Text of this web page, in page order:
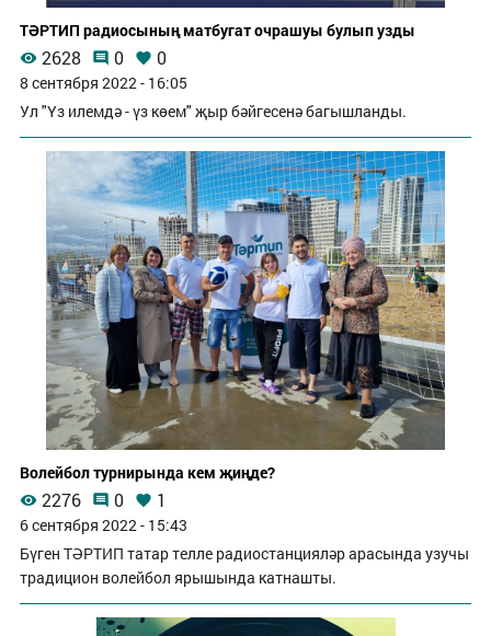
ТӘРТИП радиосының матбугат очрашуы булып узды
2628 0 0
8 сентября 2022 - 16:05
Ул "Үз илемдә - үз көем" җыр бәйгесенә багышланды.
Волейбол турнирында кем җиңде?
2276 0 1
6 сентября 2022 - 15:43
Бүген ТӘРТИП татар телле радиостанцияләр арасында узучы
традицион волейбол ярышында катнашты.